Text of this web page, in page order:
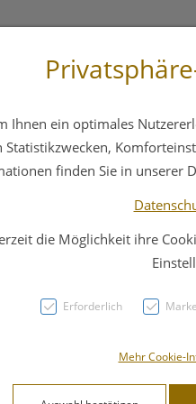
Hautpflege Familie
Ihnen ein optimales
finden Sie in unserer
die Möglichkeit ihre
Erforderlich
Mehr Cookie-